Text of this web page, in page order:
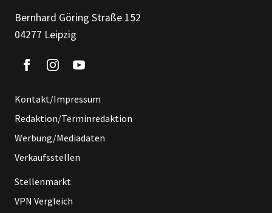
Bernhard Göring Straße 152
04277 Leipzig
Kontakt/Impressum
Redaktion/Terminredaktion
Werbung/Mediadaten
Verkaufsstellen
Stellenmarkt
VPN Vergleich